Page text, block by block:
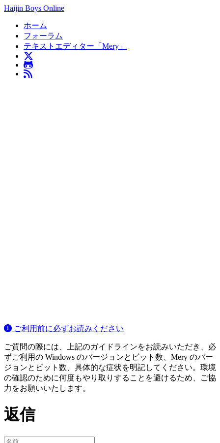
Haijin Boys Online
ホーム
フォーラム
テキストエディター「Mery」
ご利用前に必ずお読みください
ご質問の際には、上記のガイドラインをお読みいただき、必
ずご利用の Windows のバージョンとビット数、Mery のバー
ジョンとビット数、具体的な症状を明記してください。環境
の確認のために何度もやり取りすることを避けるため、ご協
力をお願いいたします。
返信